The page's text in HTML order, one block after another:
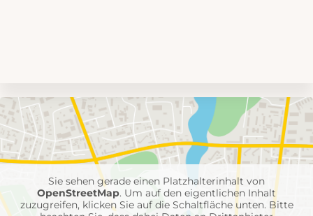
Umgebungskarte
mit
Feuerwehr-
Einheiten
Sie sehen gerade einen Platzhalterinhalt von
OpenStreetMap. Um auf den eigentlichen Inhalt
zuzugreifen, klicken Sie auf die Schaltfläche unten. Bitte